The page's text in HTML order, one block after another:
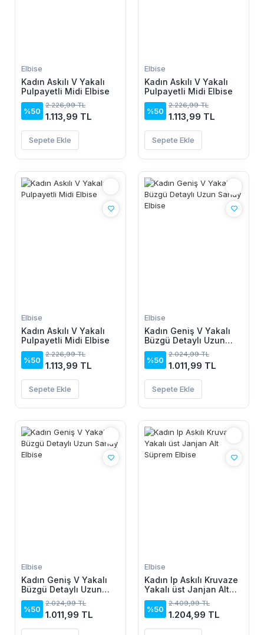
Elbise
Kadın Askılı V Yakalı
Pulpayetli Midi Elbise
%50
2.226,99 TL
1.113,99 TL
Sepete Ekle
Elbise
Kadın Askılı V Yakalı
Pulpayetli Midi Elbise
%50
2.226,99 TL
1.113,99 TL
Sepete Ekle
Elbise
Kadın Askılı V Yakalı
Pulpayetli Midi Elbise
%50
2.226,99 TL
1.113,99 TL
Sepete Ekle
Elbise
Kadın Geniş V Yakalı
Büzgü Detaylı Uzun
Sandy Elbise
%50
2.024,99 TL
1.011,99 TL
Sepete Ekle
Elbise
Kadın Geniş V Yakalı
Büzgü Detaylı Uzun
Sandy Elbise
%50
2.024,99 TL
1.011,99 TL
Elbise
Kadın Ip Askılı Kruvaze
Yakalı üst Janjan Alt
Süprem Elbise
%50
2.409,99 TL
1.204,99 TL